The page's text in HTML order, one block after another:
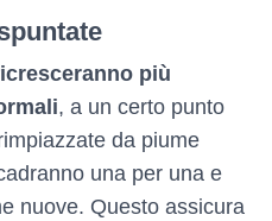
più
, a un certo punto
da piume
una per una e
nuove. Questo assicura